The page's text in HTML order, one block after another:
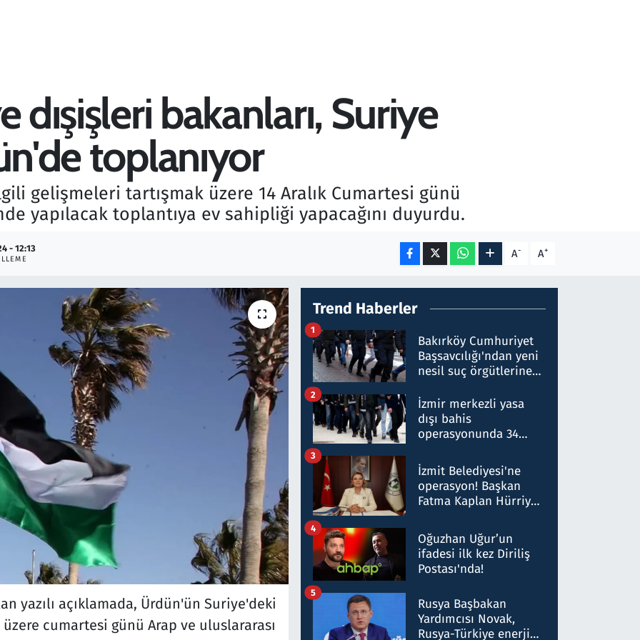
dışişleri bakanları, Suriye
toplanıyor
gelişmeleri tartışmak üzere 14 Aralık Cumartesi günü
yapılacak toplantıya ev sahipliği yapacağını duyurdu.
- 12:13 A- A+
yazılı açıklamada, Ürdün'ün Suriye'deki
cumartesi günü Arap ve uluslararası
Trend Haberler
Bakırköy Cumhuriyet
Başsavcılığı'ndan yeni
nesil suç örgütlerine
hakkında gözaltı kararı
1
İzmir merkezli yasa
dışı bahis
operasyonunda 34
Milyar liralık para
trafiği tespit edildi
2
İzmit Belediyesi'ne
operasyon! Başkan
Fatma Kaplan Hürriyet
3
Oğuzhan Uğur’un
ifadesi ilk kez Diriliş
Postası'nda!
4
Rusya Başbakan
Yardımcısı Novak,
Rusya-Türkiye enerji
5